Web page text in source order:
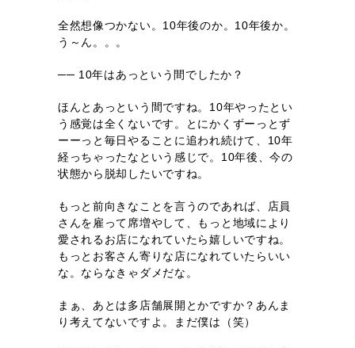
全然想像つかない。10年後のか。10年後か。
う～ん。。。
── 10年はあっという間でしたか？
ほんとあっという間ですね。10年やったとい
う感覚は全くないです。とにかくずーっとず
ーーっと毎日やることに追われ続けて、10年
経っちゃったなという感じで。10年後、今の
状態から脱却したいですね。
もっと前向きなことを言うのであれば、店員
さんを雇って席増やして、もっと地域により
愛されるお店になれていたら嬉しいですね。
もっとお客さん寄りな店になれていたらいい
な。ならなきゃダメだな。
まぁ、あとは多店舗展開とかですか？あんま
り考えてないですよ。まだ僕は（笑）